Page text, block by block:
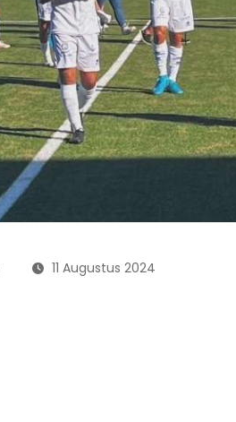
11 Augustus 2024